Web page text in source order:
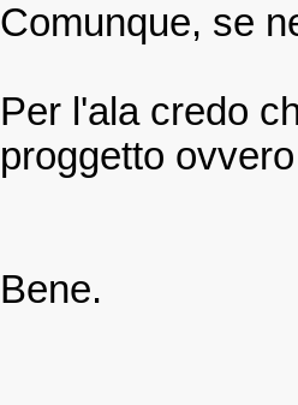
Comunque, se
Per l'ala credo
proggetto
Bene.